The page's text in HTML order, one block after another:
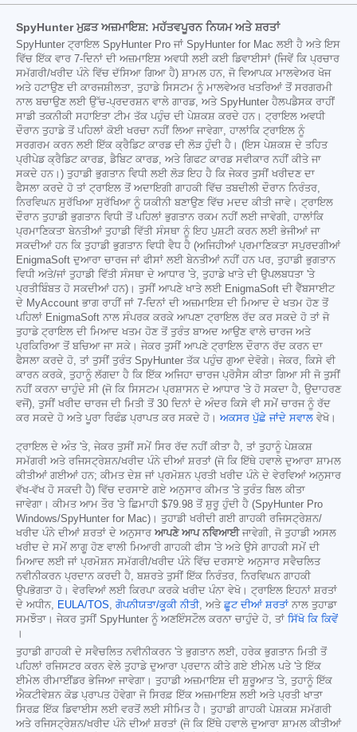
SpyHunter ਮੁਫ਼ਤ ਅਜ਼ਮਾਇਸ਼: ਮਹੱਤਵਪੂਰਨ ਨਿਯਮ ਅਤੇ ਸ਼ਰਤਾਂ
SpyHunter ਟ੍ਰਾਇਲ SpyHunter Pro ਜਾਂ SpyHunter for Mac ਲਈ ਹੈ ਅਤੇ ਇਸ
ਵਿੱਚ ਇੱਕ ਵਾਰ 7-ਦਿਨਾਂ ਦੀ ਅਜ਼ਮਾਇਸ਼ ਅਵਧੀ ਲਈ ਕਈ ਡਿਵਾਈਸਾਂ (ਜਿਵੇਂ ਕਿ ਪ੍ਰਚਾਰ
ਸਮੱਗਰੀ/ਖਰੀਦ ਪੰਨੇ ਵਿੱਚ ਦੱਸਿਆ ਗਿਆ ਹੈ) ਸ਼ਾਮਲ ਹਨ, ਜੋ ਵਿਆਪਕ ਮਾਲਵੇਅਰ ਖੋਜ
ਅਤੇ ਹਟਾਉਣ ਦੀ ਕਾਰਜਸ਼ੀਲਤਾ, ਤੁਹਾਡੇ ਸਿਸਟਮ ਨੂੰ ਮਾਲਵੇਅਰ ਖਤਰਿਆਂ ਤੋਂ ਸਰਗਰਮੀ
ਨਾਲ ਬਚਾਉਣ ਲਈ ਉੱਚ-ਪ੍ਰਦਰਸ਼ਨ ਵਾਲੇ ਗਾਰਡ, ਅਤੇ SpyHunter ਹੈਲਪਡੈਸਕ ਰਾਹੀਂ
ਸਾਡੀ ਤਕਨੀਕੀ ਸਹਾਇਤਾ ਟੀਮ ਤੱਕ ਪਹੁੰਚ ਦੀ ਪੇਸ਼ਕਸ਼ ਕਰਦੇ ਹਨ। ਟ੍ਰਾਇਲ ਅਵਧੀ
ਦੌਰਾਨ ਤੁਹਾਡੇ ਤੋਂ ਪਹਿਲਾਂ ਕੋਈ ਖਰਚਾ ਨਹੀਂ ਲਿਆ ਜਾਵੇਗਾ, ਹਾਲਾਂਕਿ ਟ੍ਰਾਇਲ ਨੂੰ
ਸਰਗਰਮ ਕਰਨ ਲਈ ਇੱਕ ਕ੍ਰੈਡਿਟ ਕਾਰਡ ਦੀ ਲੋੜ ਹੁੰਦੀ ਹੈ। (ਇਸ ਪੇਸ਼ਕਸ਼ ਦੇ ਤਹਿਤ
ਪ੍ਰੀਪੇਡ ਕ੍ਰੈਡਿਟ ਕਾਰਡ, ਡੈਬਿਟ ਕਾਰਡ, ਅਤੇ ਗਿਫਟ ਕਾਰਡ ਸਵੀਕਾਰ ਨਹੀਂ ਕੀਤੇ ਜਾ
ਸਕਦੇ ਹਨ।) ਤੁਹਾਡੀ ਭੁਗਤਾਨ ਵਿਧੀ ਲਈ ਲੋੜ ਇਹ ਹੈ ਕਿ ਜੇਕਰ ਤੁਸੀਂ ਖਰੀਦਣ ਦਾ
ਫੈਸਲਾ ਕਰਦੇ ਹੋ ਤਾਂ ਟ੍ਰਾਇਲ ਤੋਂ ਅਦਾਇਗੀ ਗਾਹਕੀ ਵਿੱਚ ਤਬਦੀਲੀ ਦੌਰਾਨ ਨਿਰੰਤਰ,
ਨਿਰਵਿਘਨ ਸੁਰੱਖਿਆ ਸੁਰੱਖਿਆ ਨੂੰ ਯਕੀਨੀ ਬਣਾਉਣ ਵਿੱਚ ਮਦਦ ਕੀਤੀ ਜਾਵੇ। ਟ੍ਰਾਇਲ
ਦੌਰਾਨ ਤੁਹਾਡੀ ਭੁਗਤਾਨ ਵਿਧੀ ਤੋਂ ਪਹਿਲਾਂ ਭੁਗਤਾਨ ਰਕਮ ਨਹੀਂ ਲਈ ਜਾਵੇਗੀ, ਹਾਲਾਂਕਿ
ਪ੍ਰਮਾਣਿਕਤਾ ਬੇਨਤੀਆਂ ਤੁਹਾਡੀ ਵਿੱਤੀ ਸੰਸਥਾ ਨੂੰ ਇਹ ਪੁਸ਼ਟੀ ਕਰਨ ਲਈ ਭੇਜੀਆਂ ਜਾ
ਸਕਦੀਆਂ ਹਨ ਕਿ ਤੁਹਾਡੀ ਭੁਗਤਾਨ ਵਿਧੀ ਵੈਧ ਹੈ (ਅਜਿਹੀਆਂ ਪ੍ਰਮਾਣਿਕਤਾ ਸਪੁਰਦਗੀਆਂ
EnigmaSoft ਦੁਆਰਾ ਚਾਰਜ ਜਾਂ ਫੀਸਾਂ ਲਈ ਬੇਨਤੀਆਂ ਨਹੀਂ ਹਨ ਪਰ, ਤੁਹਾਡੀ ਭੁਗਤਾਨ
ਵਿਧੀ ਅਤੇ/ਜਾਂ ਤੁਹਾਡੀ ਵਿੱਤੀ ਸੰਸਥਾ ਦੇ ਆਧਾਰ 'ਤੇ, ਤੁਹਾਡੇ ਖਾਤੇ ਦੀ ਉਪਲਬਧਤਾ 'ਤੇ
ਪ੍ਰਤੀਬਿੰਬਤ ਹੋ ਸਕਦੀਆਂ ਹਨ)। ਤੁਸੀਂ ਆਪਣੇ ਖਾਤੇ ਲਈ EnigmaSoft ਦੀ ਵੈੱਬਸਾਈਟ
ਦੇ MyAccount ਭਾਗ ਰਾਹੀਂ ਜਾਂ 7-ਦਿਨਾਂ ਦੀ ਅਜ਼ਮਾਇਸ਼ ਦੀ ਮਿਆਦ ਦੇ ਖਤਮ ਹੋਣ ਤੋਂ
ਪਹਿਲਾਂ EnigmaSoft ਨਾਲ ਸੰਪਰਕ ਕਰਕੇ ਆਪਣਾ ਟ੍ਰਾਇਲ ਰੱਦ ਕਰ ਸਕਦੇ ਹੋ ਤਾਂ ਜੋ
ਤੁਹਾਡੇ ਟ੍ਰਾਇਲ ਦੀ ਮਿਆਦ ਖਤਮ ਹੋਣ ਤੋਂ ਤੁਰੰਤ ਬਾਅਦ ਆਉਣ ਵਾਲੇ ਚਾਰਜ ਅਤੇ
ਪ੍ਰਕਿਰਿਆ ਤੋਂ ਬਚਿਆ ਜਾ ਸਕੇ। ਜੇਕਰ ਤੁਸੀਂ ਆਪਣੇ ਟ੍ਰਾਇਲ ਦੌਰਾਨ ਰੱਦ ਕਰਨ ਦਾ
ਫੈਸਲਾ ਕਰਦੇ ਹੋ, ਤਾਂ ਤੁਸੀਂ ਤੁਰੰਤ SpyHunter ਤੱਕ ਪਹੁੰਚ ਗੁਆ ਦੇਵੋਗੇ। ਜੇਕਰ, ਕਿਸੇ ਵੀ
ਕਾਰਨ ਕਰਕੇ, ਤੁਹਾਨੂੰ ਲੱਗਦਾ ਹੈ ਕਿ ਇੱਕ ਅਜਿਹਾ ਚਾਰਜ ਪ੍ਰੋਸੈਸ ਕੀਤਾ ਗਿਆ ਸੀ ਜੋ ਤੁਸੀਂ
ਨਹੀਂ ਕਰਨਾ ਚਾਹੁੰਦੇ ਸੀ (ਜੋ ਕਿ ਸਿਸਟਮ ਪ੍ਰਸ਼ਾਸਨ ਦੇ ਆਧਾਰ 'ਤੇ ਹੋ ਸਕਦਾ ਹੈ, ਉਦਾਹਰਣ
ਵਜੋਂ), ਤੁਸੀਂ ਖਰੀਦ ਚਾਰਜ ਦੀ ਮਿਤੀ ਤੋਂ 30 ਦਿਨਾਂ ਦੇ ਅੰਦਰ ਕਿਸੇ ਵੀ ਸਮੇਂ ਚਾਰਜ ਨੂੰ ਰੱਦ
ਕਰ ਸਕਦੇ ਹੋ ਅਤੇ ਪੂਰਾ ਰਿਫੰਡ ਪ੍ਰਾਪਤ ਕਰ ਸਕਦੇ ਹੋ। ਅਕਸਰ ਪੁੱਛੇ ਜਾਂਦੇ ਸਵਾਲ ਵੇਖੋ।
ਟ੍ਰਾਇਲ ਦੇ ਅੰਤ 'ਤੇ, ਜੇਕਰ ਤੁਸੀਂ ਸਮੇਂ ਸਿਰ ਰੱਦ ਨਹੀਂ ਕੀਤਾ ਹੈ, ਤਾਂ ਤੁਹਾਨੂੰ ਪੇਸ਼ਕਸ਼
ਸਮੱਗਰੀ ਅਤੇ ਰਜਿਸਟ੍ਰੇਸ਼ਨ/ਖਰੀਦ ਪੰਨੇ ਦੀਆਂ ਸ਼ਰਤਾਂ (ਜੋ ਕਿ ਇੱਥੇ ਹਵਾਲੇ ਦੁਆਰਾ ਸ਼ਾਮਲ
ਕੀਤੀਆਂ ਗਈਆਂ ਹਨ; ਕੀਮਤ ਦੇਸ਼ ਜਾਂ ਪ੍ਰਮੋਸ਼ਨ ਪ੍ਰਤੀ ਖਰੀਦ ਪੰਨੇ ਦੇ ਵੇਰਵਿਆਂ ਅਨੁਸਾਰ
ਵੱਖ-ਵੱਖ ਹੋ ਸਕਦੀ ਹੈ) ਵਿੱਚ ਦਰਸਾਏ ਗਏ ਅਨੁਸਾਰ ਕੀਮਤ 'ਤੇ ਤੁਰੰਤ ਬਿਲ ਕੀਤਾ
ਜਾਵੇਗਾ। ਕੀਮਤ ਆਮ ਤੌਰ 'ਤੇ ਛਿਮਾਹੀ $79.98 ਤੋਂ ਸ਼ੁਰੂ ਹੁੰਦੀ ਹੈ (SpyHunter Pro
Windows/SpyHunter for Mac)। ਤੁਹਾਡੀ ਖਰੀਦੀ ਗਈ ਗਾਹਕੀ ਰਜਿਸਟ੍ਰੇਸ਼ਨ/
ਖਰੀਦ ਪੰਨੇ ਦੀਆਂ ਸ਼ਰਤਾਂ ਦੇ ਅਨੁਸਾਰ ਆਪਣੇ ਆਪ ਨਵਿਆਈਜਾਵੇਗੀ, ਜੋ ਤੁਹਾਡੀ ਅਸਲ
ਖਰੀਦ ਦੇ ਸਮੇਂ ਲਾਗੂ ਹੋਣ ਵਾਲੀ ਮਿਆਰੀ ਗਾਹਕੀ ਫੀਸ 'ਤੇ ਅਤੇ ਉਸੇ ਗਾਹਕੀ ਸਮੇਂ ਦੀ
ਮਿਆਦ ਲਈ ਜਾਂ ਪ੍ਰਮੋਸ਼ਨ ਸਮੱਗਰੀ/ਖਰੀਦ ਪੰਨੇ ਵਿੱਚ ਦਰਸਾਏ ਅਨੁਸਾਰ ਸਵੈਚਲਿਤ
ਨਵੀਨੀਕਰਨ ਪ੍ਰਦਾਨ ਕਰਦੀ ਹੈ, ਬਸ਼ਰਤੇ ਤੁਸੀਂ ਇੱਕ ਨਿਰੰਤਰ, ਨਿਰਵਿਘਨ ਗਾਹਕੀ
ਉਪਭੋਗਤਾ ਹੋ। ਵੇਰਵਿਆਂ ਲਈ ਕਿਰਪਾ ਕਰਕੇ ਖਰੀਦ ਪੰਨਾ ਵੇਖੋ। ਟ੍ਰਾਇਲ ਇਹਨਾਂ ਸ਼ਰਤਾਂ
ਦੇ ਅਧੀਨ, EULA/TOS, ਗੋਪਨੀਯਤਾ/ਕੂਕੀ ਨੀਤੀ, ਅਤੇ ਛੂਟ ਦੀਆਂ ਸ਼ਰਤਾਂ ਨਾਲ ਤੁਹਾਡਾ
ਸਮਝੌਤਾ। ਜੇਕਰ ਤੁਸੀਂ SpyHunter ਨੂੰ ਅਣਇੰਸਟੌਲ ਕਰਨਾ ਚਾਹੁੰਦੇ ਹੋ, ਤਾਂ ਸਿੱਖੋ ਕਿ ਕਿਵੇਂ
।
ਤੁਹਾਡੀ ਗਾਹਕੀ ਦੇ ਸਵੈਚਲਿਤ ਨਵੀਨੀਕਰਨ 'ਤੇ ਭੁਗਤਾਨ ਲਈ, ਹਰੇਕ ਭੁਗਤਾਨ ਮਿਤੀ ਤੋਂ
ਪਹਿਲਾਂ ਰਜਿਸਟਰ ਕਰਨ ਵੇਲੇ ਤੁਹਾਡੇ ਦੁਆਰਾ ਪ੍ਰਦਾਨ ਕੀਤੇ ਗਏ ਈਮੇਲ ਪਤੇ 'ਤੇ ਇੱਕ
ਈਮੇਲ ਰੀਮਾਈਂਡਰ ਭੇਜਿਆ ਜਾਵੇਗਾ। ਤੁਹਾਡੀ ਅਜ਼ਮਾਇਸ਼ ਦੀ ਸ਼ੁਰੂਆਤ 'ਤੇ, ਤੁਹਾਨੂੰ ਇੱਕ
ਐਕਟੀਵੇਸ਼ਨ ਕੋਡ ਪ੍ਰਾਪਤ ਹੋਵੇਗਾ ਜੋ ਸਿਰਫ਼ ਇੱਕ ਅਜ਼ਮਾਇਸ਼ ਲਈ ਅਤੇ ਪ੍ਰਤੀ ਖਾਤਾ
ਸਿਰਫ਼ ਇੱਕ ਡਿਵਾਈਸ ਲਈ ਵਰਤੋਂ ਲਈ ਸੀਮਿਤ ਹੈ। ਤੁਹਾਡੀ ਗਾਹਕੀ ਪੇਸ਼ਕਸ਼ ਸਮੱਗਰੀ
ਅਤੇ ਰਜਿਸਟ੍ਰੇਸ਼ਨ/ਖਰੀਦ ਪੰਨੇ ਦੀਆਂ ਸ਼ਰਤਾਂ (ਜੋ ਕਿ ਇੱਥੇ ਹਵਾਲੇ ਦੁਆਰਾ ਸ਼ਾਮਲ ਕੀਤੀਆਂ